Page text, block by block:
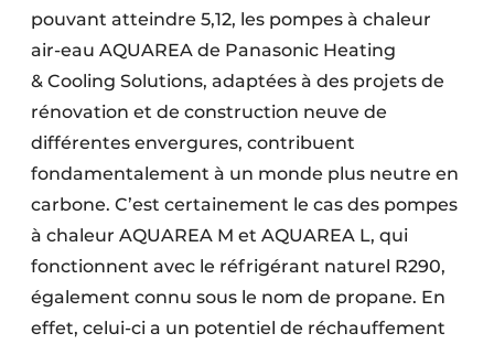
pouvant atteindre 5,12, les pompes à chaleur
air-eau AQUAREA de Panasonic Heating
& Cooling Solutions, adaptées à des projets de
rénovation et de construction neuve de
différentes envergures, contribuent
fondamentalement à un monde plus neutre en
carbone. C’est certainement le cas des pompes
à chaleur AQUAREA M et AQUAREA L, qui
fonctionnent avec le réfrigérant naturel R290,
également connu sous le nom de propane. En
effet, celui-ci a un potentiel de réchauffement